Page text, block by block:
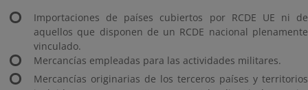
Importaciones de países cubiertos por RCDE UE ni de
aquellos que disponen de un RCDE nacional plenamente
vinculado.
Mercancías empleadas para las actividades militares.
Mercancías originarias de los terceros países y territorios